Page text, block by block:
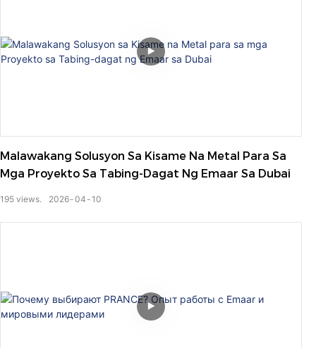
Malawakang Solusyon Sa Kisame Na Metal Para Sa
Mga Proyekto Sa Tabing-Dagat Ng Emaar Sa Dubai
2026 04 10
195 views.